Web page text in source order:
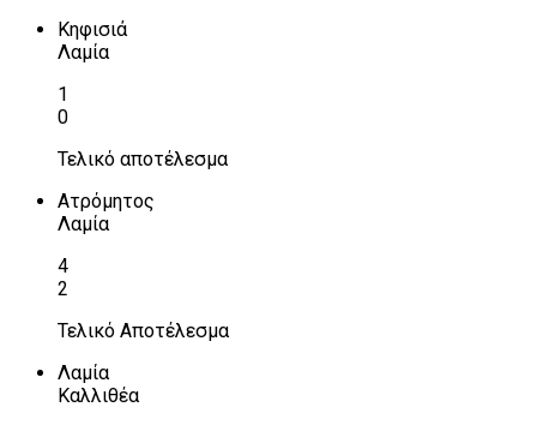
Κηφισιά
Λαμία
1
0
Τελικό αποτέλεσμα
Ατρόμητος
Λαμία
4
2
Τελικό Αποτέλεσμα
Λαμία
Καλλιθέα